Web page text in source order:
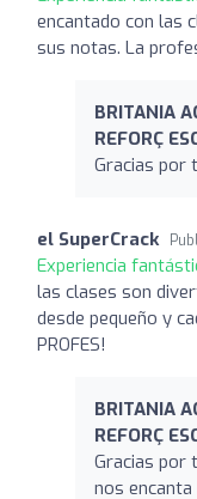
encantado con las
sus notas. La
BRITANIA
REFORÇ
Gracias por
el SuperCrack
Experiencia
las clases son
desde pequeño y
PROFES!
BRITANIA
REFORÇ
Gracias por
nos